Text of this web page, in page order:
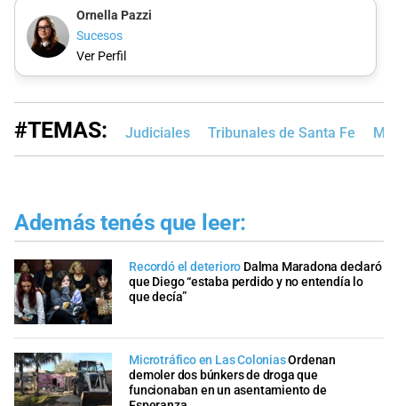
Ornella Pazzi
Sucesos
Ver Perfil
#TEMAS: Judiciales Tribunales de Santa Fe
Además tenés que leer:
Recordó el deterioro Dalma Maradona declaró
que Diego “estaba perdido y no entendía lo
que decía”
Microtráfico en Las ColoniasOrdenan
demoler dos búnkers de droga que
funcionaban en un asentamiento de